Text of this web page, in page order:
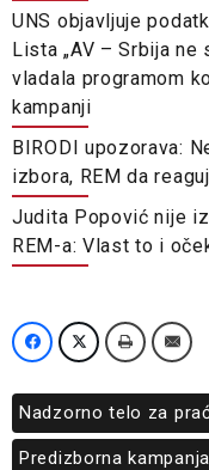
UNS objavljuje
Lista „AV – Srbija ne
vladala programom
kampanji
BIRODI upozorava:
izbora, REM da
Judita Popović nije
REM-a: Vlast to i
Nadzorno telo za
Predizborna kampanja